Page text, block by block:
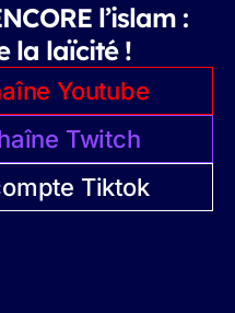
l’islam :
la laïcité !
Youtube
Twitch
Tiktok